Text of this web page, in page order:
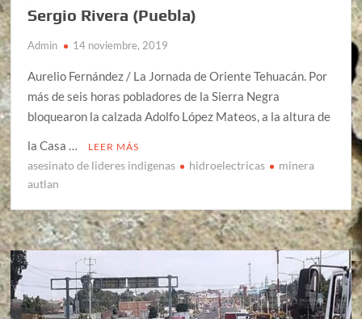
Sergio Rivera (Puebla)
Admin 14 noviembre, 2019
Aurelio Fernández / La Jornada de Oriente Tehuacán. Por
más de seis horas pobladores de la Sierra Negra
bloquearon la calzada Adolfo López Mateos, a la altura de
la Casa …
LEER MÁS
asesinato de lideres indigenas hidroelectricas
minera
autlan